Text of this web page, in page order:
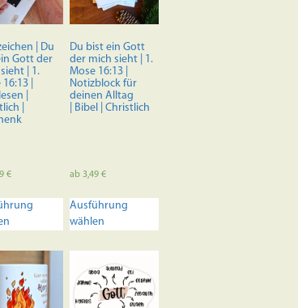
| Du
Gott der
| 1.
|
|
|
€
Produkt
weist
Du bist ein Gott
der mich sieht | 1.
Mose 16:13 |
Notizblock für
deinen Alltag
| Bibel | Christlich
ab3,49€
Ausführung
wählen